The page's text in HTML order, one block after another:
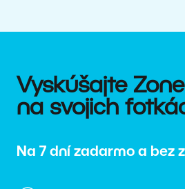
Vyskúšajte
na svojich
Na 7 dní zadarmo a bez